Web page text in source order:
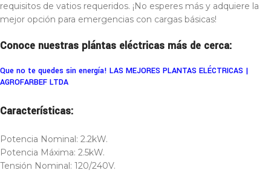
requisitos de vatios requeridos. ¡No esperes más y adquiere la
mejor opción para emergencias con cargas básicas!
Conoce nuestras plántas eléctricas más de cerca:
Que no te quedes sin energía! LAS MEJORES PLANTAS ELÉCTRICAS |
AGROFARBEF LTDA
Características:
Potencia Nominal: 2.2kW.
Potencia Máxima: 2.5kW.
Tensión Nominal: 120/240V.